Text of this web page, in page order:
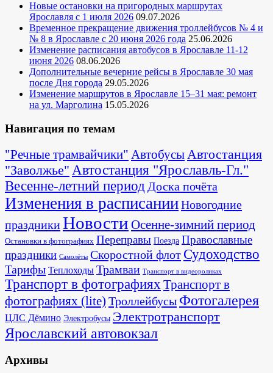
Новые остановки на пригородных маршрутах
Ярославля с 1 июля 2026 09.07.2026
Временное прекращение движения троллейбусов № 4 и
№ 8 в Ярославле с 20 июня 2026 года 25.06.2026
Изменение расписания автобусов в Ярославле 11-12
июня 2026 08.06.2026
Дополнительные вечерние рейсы в Ярославле 30 мая
после Дня города 29.05.2026
Изменение маршрутов в Ярославле 15–31 мая: ремонт
на ул. Марголина 15.05.2026
Навигация по темам
"Речные трамвайчики" АвтобусыАвтостанция
"Заволжье" Автостанция "Ярославль-Гл."
Весенне-летний периодДоска почёта
Изменения в расписанииНовогодние
праздникиНовости Осенне-зимний период
Остановки в фотографиях Переправы Поезда Православные
праздники Самолёты Скоростной флот Судоходство
Тарифы Теплоходы Трамваи Транспорт в видеороликах
Транспорт в фотографияхТранспорт в
фотографиях (lite) Троллейбусы Фотогалерея
ЦЛС Дёмино Электробусы Электротранспорт
Ярославский автовокзал
Архивы